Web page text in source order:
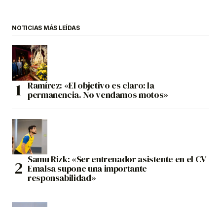
NOTICIAS MÁS LEÍDAS
Ramírez: «El objetivo es claro: la
permanencia. No vendamos motos»
Samu Rizk: «Ser entrenador asistente en el CV
Emalsa supone una importante
responsabilidad»